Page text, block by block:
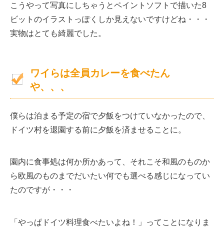
こうやって写真にしちゃうとペイントソフトで描いた8
ビットのイラストっぽくしか見えないですけどね・・・
実物はとても綺麗でした。
ワイらは全員カレーを食べたん
や、、、
僕らは泊まる予定の宿で夕飯をつけていなかったので、
ドイツ村を退園する前に夕飯を済ませることに。
園内に食事処は何か所かあって、それこそ和風のものか
ら欧風のものまでだいたい何でも選べる感じになってい
たのですが・・・
「やっぱドイツ料理食べたいよね！」ってことになりま